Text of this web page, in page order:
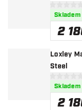
0 hodnoticí
Skladem
2
Loxley
Steel
0 hodnoticí
Skladem
2